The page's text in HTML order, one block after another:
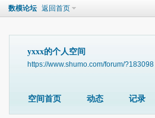
数模论坛 返回首页
yxxx的个人空间
https://www.shumo.com/forum/?183098
空间首页 动态 记录